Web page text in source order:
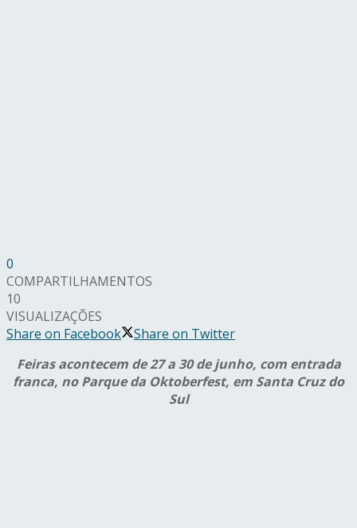
0
COMPARTILHAMENTOS
10
VISUALIZAÇÕES
Share on Facebook
Share on Twitter
Feiras acontecem de 27 a 30 de junho, com entrada
franca, no Parque da Oktoberfest, em Santa Cruz do
Sul